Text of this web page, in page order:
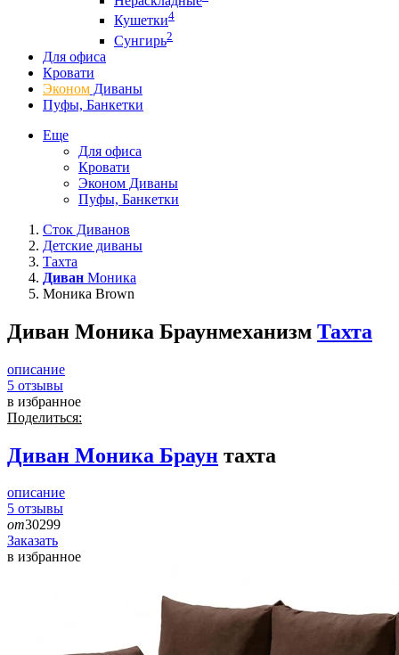
Кушетки4
Сунгирь2
Для офиса
Кровати
Эконом Диваны
Пуфы, Банкетки
Еще
Для офиса
Кровати
Эконом Диваны
Пуфы, Банкетки
Сток Диванов
Детские диваны
Тахта
Диван Моника
Моника Brown
Диван Моника Браунмеханизм Тахта
описание
5 отзывы
в избранное
Поделиться:
Диван Моника Браун тахта
описание
5 отзывы
от30299
Заказать
в избранное